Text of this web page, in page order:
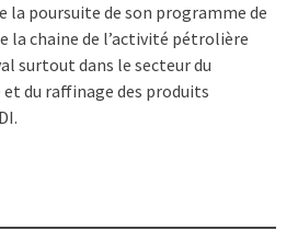
la poursuite de son programme de
la chaine de l’activité pétrolière
surtout dans le secteur du
du raffinage des produits